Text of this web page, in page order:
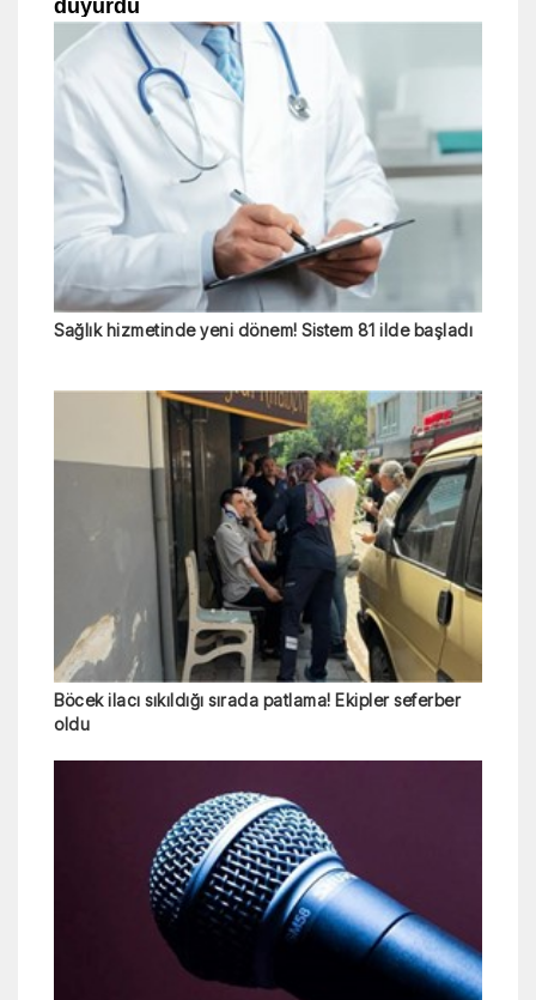
Sağlık hizmetinde yeni dönem! Sistem 81 ilde başladı
Böcek ilacı sıkıldığı sırada patlama! Ekipler seferber
oldu